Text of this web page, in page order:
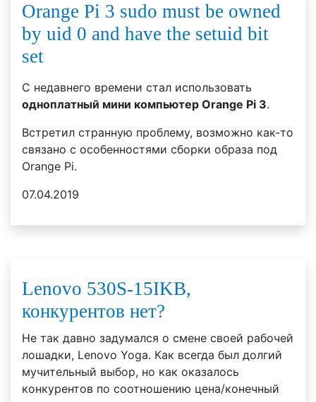
Orange Pi 3 sudo must be owned
by uid 0 and have the setuid bit
set
С недавнего времени стал использовать
одноплатный мини компьютер Orange Pi 3.
Встретил странную проблему, возможно как-то
связано с особенностями сборки образа под
Orange Pi.
07.04.2019
Lenovo 530S-15IKB,
конкурентов нет?
Не так давно задумался о смене своей рабочей
лошадки, Lenovo Yoga. Как всегда был долгий
мучительный выбор, но как оказалось
конкурентов по соотношению цена/конечный